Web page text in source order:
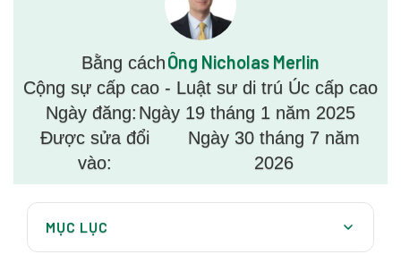
Bằng cáchÔng Nicholas Merlin
Cộng sự cấp cao - Luật sư di trú Úc cấp cao
Ngày đăng: Ngày 19 tháng 1 năm 2025
Được sửa đổi
vào:
Ngày 30 tháng 7 năm
2026
MỤC LỤC